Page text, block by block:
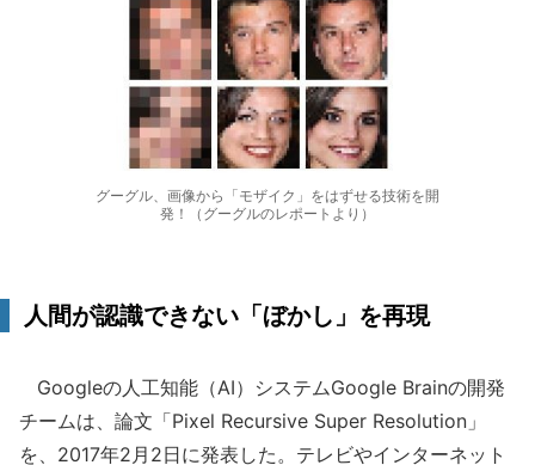
グーグル、画像から「モザイク」をはずせる技術を開
発！（グーグルのレポートより）
人間が認識できない「ぼかし」を再現
Googleの人工知能（AI）システムGoogle Brainの開発
チームは、論文「Pixel Recursive Super Resolution」
を、2017年2月2日に発表した。テレビやインターネット